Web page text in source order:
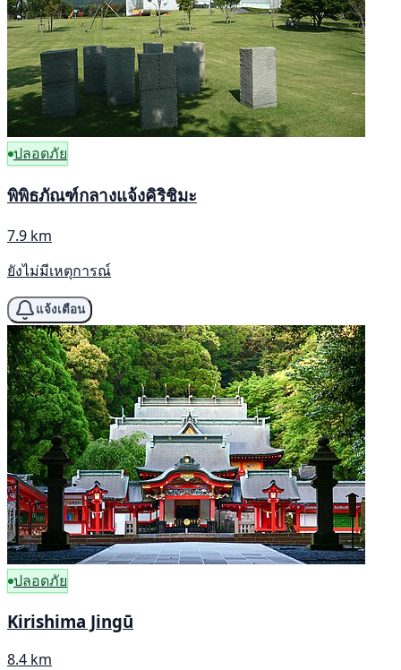
ปลอดภัย
พิพิธภัณฑ์กลางแจ้งคิริชิมะ
7.9 km
ยังไม่มีเหตุการณ์
แจ้งเตือน
ปลอดภัย
Kirishima Jingū
8.4 km